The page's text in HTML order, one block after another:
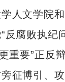
人文学院
反腐败执纪
重要”正反
征博引、